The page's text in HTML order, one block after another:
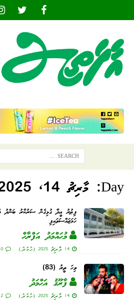
Day: މާރިޗު 14, 2025
ފިޠުރު ޢީދާ ގުޅިގެން ސަރުކާރު ބަންދު
ހަމަޖައްސަވައިފި
މުޙައްމަދު އަފްރާޙް
14 މާރިޗު 2025 (ހުކުރު) 0
ވިހަ ތީރު (83)
ފާރޫޤު އަޙްމަދު
14 މާރިޗު 2025 (ހުކުރު) 2